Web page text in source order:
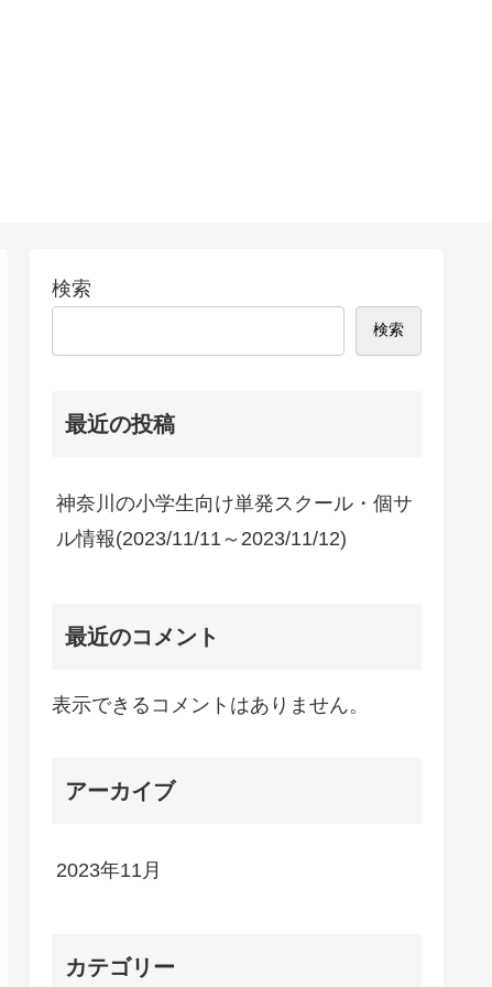
検索
検索
最近の投稿
神奈川の小学生向け単発スクール・個サ
ル情報(2023/11/11～2023/11/12)
最近のコメント
表示できるコメントはありません。
アーカイブ
2023年11月
カテゴリー